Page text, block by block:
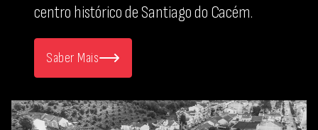
centro histórico de Santiago do Cacém.
Saber Mais